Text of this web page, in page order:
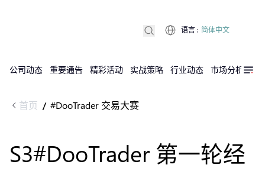
公司动态 重要通告 精彩活动 实战策略 行业动态 市场分析
语言 : 简体中文
首页 / #DooTrader 交易大赛
S3#DooTrader 第一轮经